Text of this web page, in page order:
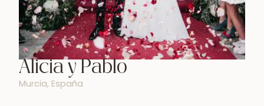
Alicia y Pablo
Murcia, España